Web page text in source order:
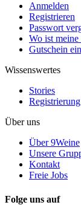
Anmelden
Registrieren
Passwort
Wo ist
Gutschein
Wissenswertes
Stories
Über uns
Über 9Weine
Unsere
Kontakt
Freie Jobs
Folge uns auf